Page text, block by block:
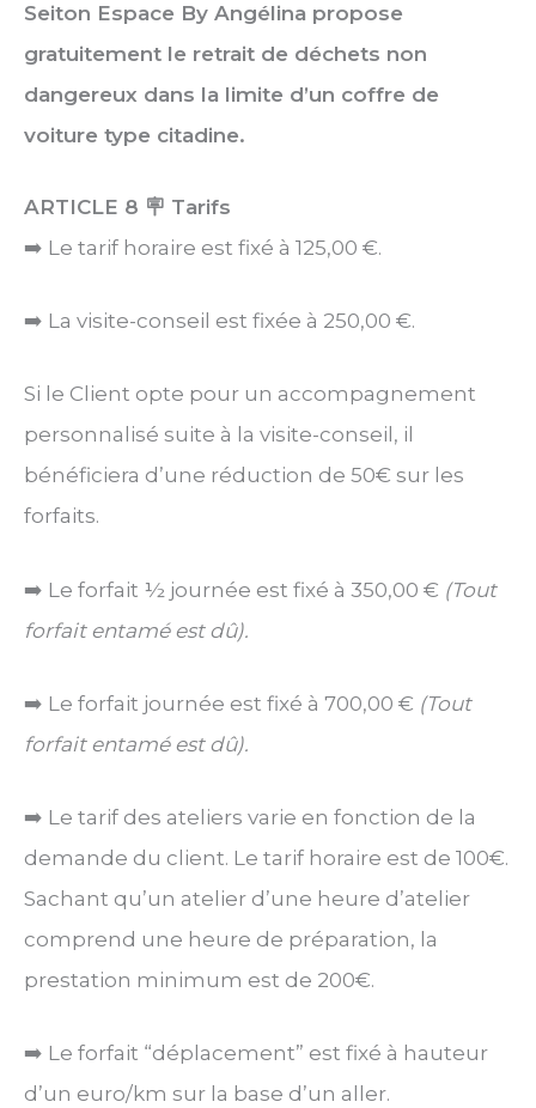
Seiton Espace By Angélina propose
gratuitement le retrait de déchets non
dangereux dans la limite d’un coffre de
voiture type citadine.
ARTICLE 8 🪧 Tarifs
➡️ Le tarif horaire est fixé à 125,00 €.
➡️ La visite-conseil est fixée à 250,00 €.
Si le Client opte pour un accompagnement
personnalisé suite à la visite-conseil, il
bénéficiera d’une réduction de 50€ sur les
forfaits.
➡️ Le forfait ½ journée est fixé à 350,00 € (Tout
forfait entamé est dû).
➡️ Le forfait journée est fixé à 700,00 € (Tout
forfait entamé est dû).
➡️ Le tarif des ateliers varie en fonction de la
demande du client. Le tarif horaire est de 100€.
Sachant qu’un atelier d’une heure d’atelier
comprend une heure de préparation, la
prestation minimum est de 200€.
➡️ Le forfait “déplacement” est fixé à hauteur
d’un euro/km sur la base d’un aller.